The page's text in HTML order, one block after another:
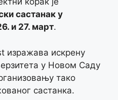
састанак у
и 27. март.
изражава искрену
у Новом Саду
тако
састанка.